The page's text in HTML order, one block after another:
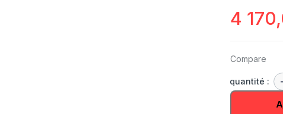
4
Compare
quantité :